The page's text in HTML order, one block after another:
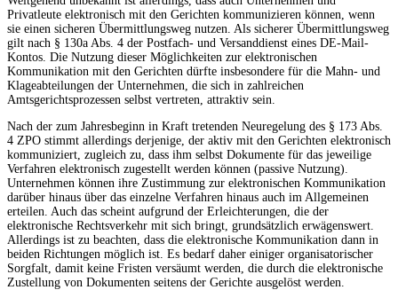
Privatleute elektronisch mit den Gerichten kommunizieren können, wenn
sie einen sicheren Übermittlungsweg nutzen. Als sicherer Übermittlungsweg
gilt nach § 130a Abs. 4 der Postfach- und Versanddienst eines DE-Mail-
Kontos. Die Nutzung dieser Möglichkeiten zur elektronischen
Kommunikation mit den Gerichten dürfte insbesondere für die Mahn- und
Klageabteilungen der Unternehmen, die sich in zahlreichen
Amtsgerichtsprozessen selbst vertreten, attraktiv sein.
Nach der zum Jahresbeginn in Kraft tretenden Neuregelung des § 173 Abs.
4 ZPO stimmt allerdings derjenige, der aktiv mit den Gerichten elektronisch
kommuniziert, zugleich zu, dass ihm selbst Dokumente für das jeweilige
Verfahren elektronisch zugestellt werden können (passive Nutzung).
Unternehmen können ihre Zustimmung zur elektronischen Kommunikation
darüber hinaus über das einzelne Verfahren hinaus auch im Allgemeinen
erteilen. Auch das scheint aufgrund der Erleichterungen, die der
elektronische Rechtsverkehr mit sich bringt, grundsätzlich erwägenswert.
Allerdings ist zu beachten, dass die elektronische Kommunikation dann in
beiden Richtungen möglich ist. Es bedarf daher einiger organisatorischer
Sorgfalt, damit keine Fristen versäumt werden, die durch die elektronische
Zustellung von Dokumenten seitens der Gerichte ausgelöst werden.